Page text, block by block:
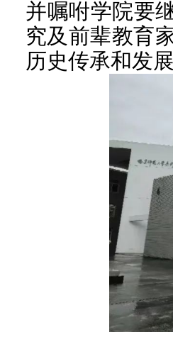
并嘱咐学院要
究及前辈教育
历史传承和发